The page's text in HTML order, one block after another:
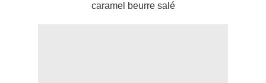
caramel beurre salé